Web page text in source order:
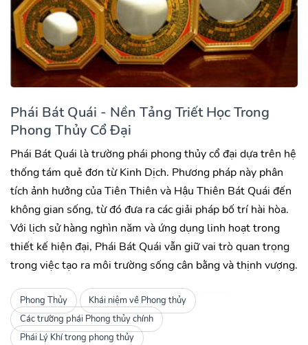
Phái Bát Quái - Nền Tảng Triết Học Trong
Phong Thủy Cổ Đại
Phái Bát Quái là trường phái phong thủy cổ đại dựa trên hệ
thống tám quẻ đơn từ Kinh Dịch. Phương pháp này phân
tích ảnh hưởng của Tiên Thiên và Hậu Thiên Bát Quái đến
không gian sống, từ đó đưa ra các giải pháp bố trí hài hòa.
Với lịch sử hàng nghìn năm và ứng dụng linh hoạt trong
thiết kế hiện đại, Phái Bát Quái vẫn giữ vai trò quan trọng
trong việc tạo ra môi trường sống cân bằng và thịnh vượng.
Phong Thủy
Khái niệm về Phong thủy
Các trường phái Phong thủy chính
Phái Lý Khí trong phong thủy